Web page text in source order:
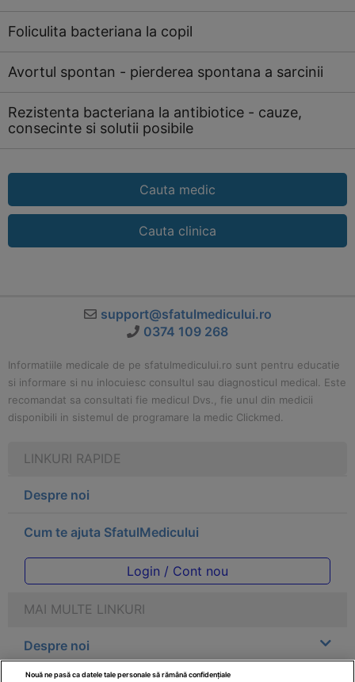
Foliculita bacteriana la copil
Avortul spontan - pierderea spontana a sarcinii
Rezistenta bacteriana la antibiotice - cauze,
consecinte si solutii posibile
Cauta medic
Cauta clinica
support@sfatulmedicului.ro
0374 109 268
Informatiile medicale de pe sfatulmedicului.ro sunt pentru educatie
si informare si nu inlocuiesc consultul sau diagnosticul medical. Este
recomandat sa consultati fie medicul Dvs., fie unul din medicii
disponibili in sistemul de programare la medic Clickmed.
LINKURI RAPIDE
Despre noi
Cum te ajuta SfatulMedicului
Login / Cont nou
MAI MULTE LINKURI
Despre noi
Nouă ne pasă ca datele tale personale să rămână confidențiale